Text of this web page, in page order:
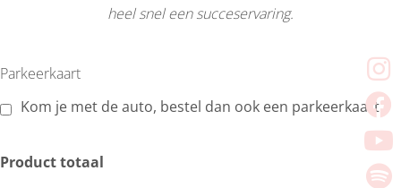
heel snel een succeservaring.
Parkeerkaart
Kom je met de auto, bestel dan ook een parkeerkaart
Product totaal